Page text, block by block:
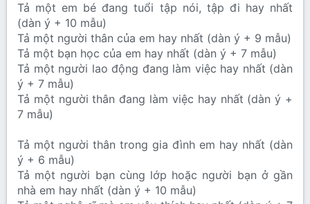
Tả một em bé đang tuổi tập nói, tập đi hay nhất
(dàn ý + 10 mẫu)
Tả một người thân của em hay nhất (dàn ý + 9 mẫu)
Tả một bạn học của em hay nhất (dàn ý + 7 mẫu)
Tả một người lao động đang làm việc hay nhất (dàn
ý + 7 mẫu)
Tả một người thân đang làm việc hay nhất (dàn ý +
7 mẫu)
Tả một người thân trong gia đình em hay nhất (dàn
ý + 6 mẫu)
Tả một người bạn cùng lớp hoặc người bạn ở gần
nhà em hay nhất (dàn ý + 10 mẫu)